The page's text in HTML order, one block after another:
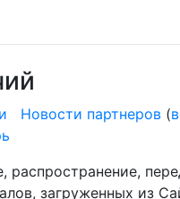
Новости партнеров (
распространение,
загруженных из